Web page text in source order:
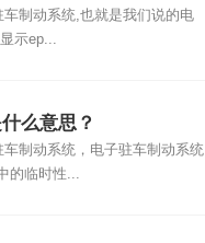
车制动系统,也就是我们说的电
示ep...
么意思？
车制动系统，电子驻车制动系统
的临时性...